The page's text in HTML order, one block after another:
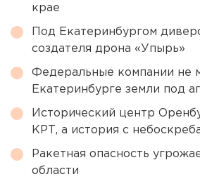
крае
Под Екатеринбургом
создателя дрона «Упырь»
Федеральные компании не
Екатеринбурге земли под
Исторический центр
КРТ, а история с
Ракетная опасность
области